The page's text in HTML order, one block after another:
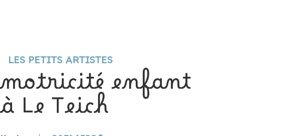
LES PETITS ARTISTES
motricité enfant
à Le Teich